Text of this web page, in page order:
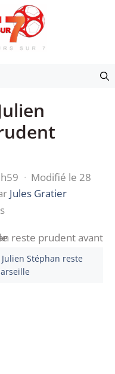
· Modifié le 28
Jules Gratier
Stéphan reste